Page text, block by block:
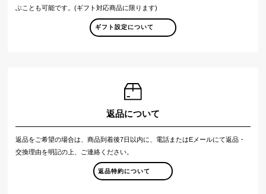
ぶことも可能です。(ギフト対応商品に限ります)
ギフト設定について
返品について
返品をご希望の場合は、商品到着後7日以内に、電話またはEメールにて返品・
交換理由を明記の上、ご連絡ください。
返品特約について